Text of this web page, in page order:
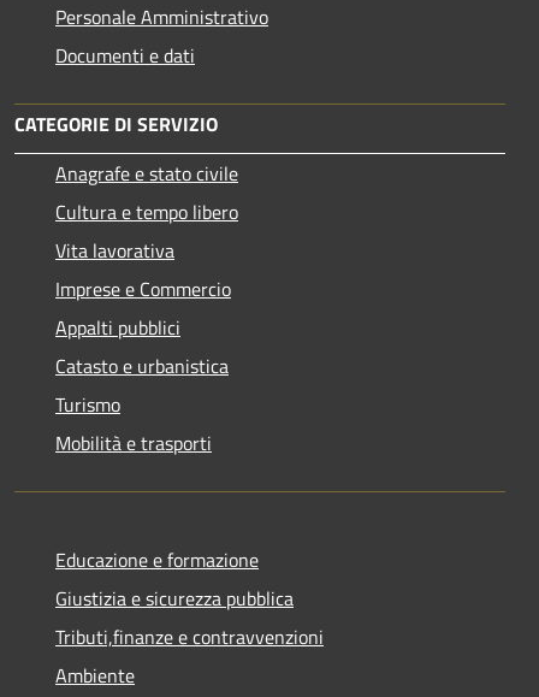
Personale Amministrativo
Documenti e dati
CATEGORIE DI SERVIZIO
Anagrafe e stato civile
Cultura e tempo libero
Vita lavorativa
Imprese e Commercio
Appalti pubblici
Catasto e urbanistica
Turismo
Mobilità e trasporti
Educazione e formazione
Giustizia e sicurezza pubblica
Tributi,finanze e contravvenzioni
Ambiente